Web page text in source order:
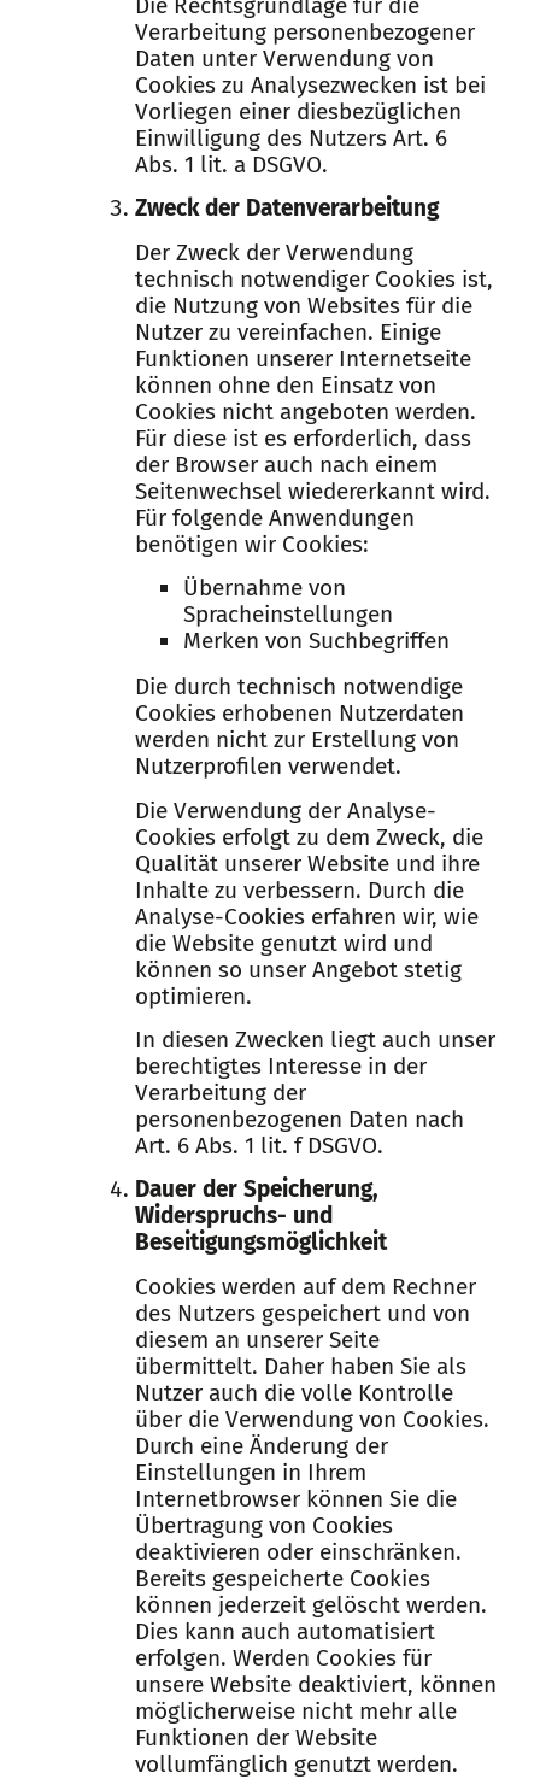
Verarbeitung personenbezogener
Daten unter Verwendung von
Cookies zu Analysezwecken ist bei
Vorliegen einer diesbezüglichen
Einwilligung des Nutzers Art. 6
Abs. 1 lit. a DSGVO.
Zweck der Datenverarbeitung
Der Zweck der Verwendung
technisch notwendiger Cookies ist,
die Nutzung von Websites für die
Nutzer zu vereinfachen. Einige
Funktionen unserer Internetseite
können ohne den Einsatz von
Cookies nicht angeboten werden.
Für diese ist es erforderlich, dass
der Browser auch nach einem
Seitenwechsel wiedererkannt wird.
Für folgende Anwendungen
benötigen wir Cookies:
Übernahme von
Spracheinstellungen
Merken von Suchbegriffen
Die durch technisch notwendige
Cookies erhobenen Nutzerdaten
werden nicht zur Erstellung von
Nutzerprofilen verwendet.
Die Verwendung der Analyse-
Cookies erfolgt zu dem Zweck, die
Qualität unserer Website und ihre
Inhalte zu verbessern. Durch die
Analyse-Cookies erfahren wir, wie
die Website genutzt wird und
können so unser Angebot stetig
optimieren.
In diesen Zwecken liegt auch unser
berechtigtes Interesse in der
Verarbeitung der
personenbezogenen Daten nach
Art. 6 Abs. 1 lit. f DSGVO.
Dauer der Speicherung,
Widerspruchs- und
Beseitigungsmöglichkeit
Cookies werden auf dem Rechner
des Nutzers gespeichert und von
diesem an unserer Seite
übermittelt. Daher haben Sie als
Nutzer auch die volle Kontrolle
über die Verwendung von Cookies.
Durch eine Änderung der
Einstellungen in Ihrem
Internetbrowser können Sie die
Übertragung von Cookies
deaktivieren oder einschränken.
Bereits gespeicherte Cookies
können jederzeit gelöscht werden.
Dies kann auch automatisiert
erfolgen. Werden Cookies für
unsere Website deaktiviert, können
möglicherweise nicht mehr alle
Funktionen der Website
vollumfänglich genutzt werden.